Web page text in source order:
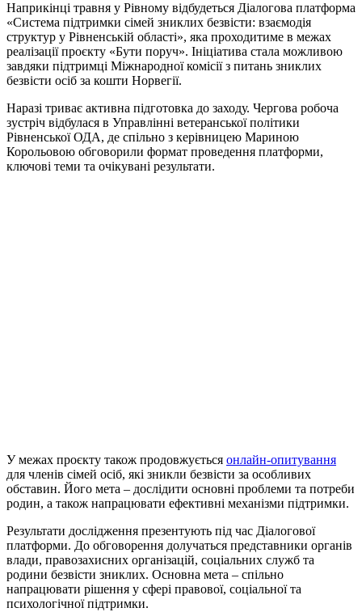
Наприкінці травня у Рівному відбудеться Діалогова платформа
«Система підтримки сімей зниклих безвісти: взаємодія
структур у Рівненській області», яка проходитиме в межах
реалізації проєкту «Бути поруч». Ініціатива стала можливою
завдяки підтримці Міжнародної комісії з питань зниклих
безвісти осіб за кошти Норвегії.
Наразі триває активна підготовка до заходу. Чергова робоча
зустріч відбулася в Управлінні ветеранської політики
Рівненської ОДА, де спільно з керівницею Мариною
Корольовою обговорили формат проведення платформи,
ключові теми та очікувані результати.
У межах проєкту також продовжується онлайн-опитування
для членів сімей осіб, які зникли безвісти за особливих
обставин. Його мета – дослідити основні проблеми та потреби
родин, а також напрацювати ефективні механізми підтримки.
Результати дослідження презентують під час Діалогової
платформи. До обговорення долучаться представники органів
влади, правозахисних організацій, соціальних служб та
родини безвісти зниклих. Основна мета – спільно
напрацювати рішення у сфері правової, соціальної та
психологічної підтримки.